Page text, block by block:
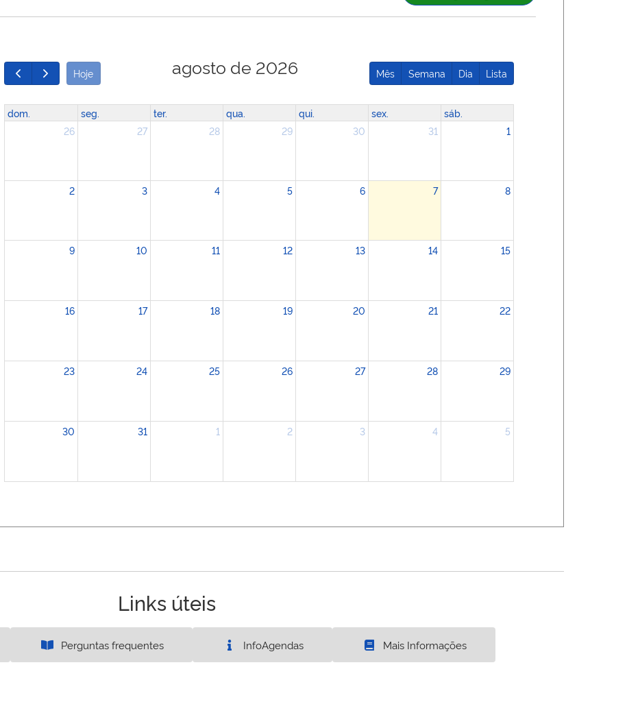
Hoje agosto de 2026 Mês Semana Dia Lista
dom. seg. ter. qua. qui. sex.
sáb.
26
27 28 29 30 31 1
2 3 4 5 6 7 8
9 10 11 12 13 14 15
16 17 18 19 20 21 22
23 24 25 26 27 28 29
30 31 1 2 3 4 5
Links úteis
Perguntas frequentes InfoAgendas Mais Informações